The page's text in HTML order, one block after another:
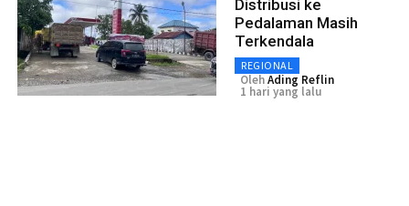
Distribusi ke
Pedalaman Masih
Terkendala
REGIONAL
OlehAding Reflin
1 hari yang lalu